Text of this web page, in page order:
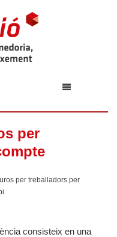
per
per treballadors per
consisteix en una